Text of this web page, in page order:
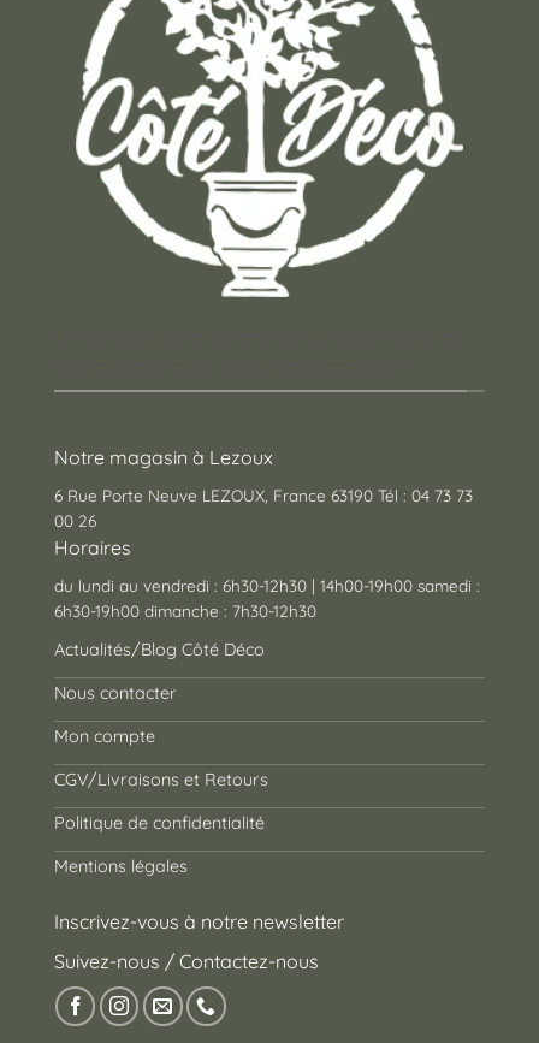
Notre magasin à Lezoux
6 Rue Porte Neuve LEZOUX, France 63190 Tél : 04 73 73
00 26
Horaires
du lundi au vendredi : 6h30-12h30 | 14h00-19h00 samedi :
6h30-19h00 dimanche : 7h30-12h30
Actualités/Blog Côté Déco
Nous contacter
Mon compte
CGV/Livraisons et Retours
Politique de confidentialité
Mentions légales
Inscrivez-vous à notre newsletter
Suivez-nous / Contactez-nous